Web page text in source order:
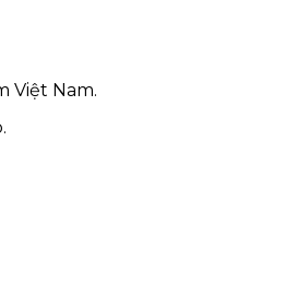
Việt Nam.